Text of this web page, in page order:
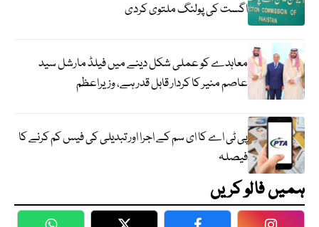
اگست کی پولنگ ملتوی کردی
معاہدے کو عملی شکل دینے میں فیلڈ مارشل سید
عاصم منیر کا کردار قابل قدر ہے، وزیراعظم
پی ٹی اے کا ای سم کے اجرا اور تبدیلی کی فیس کم کرنے کا
فیصلہ
ہمیں فالو کریں